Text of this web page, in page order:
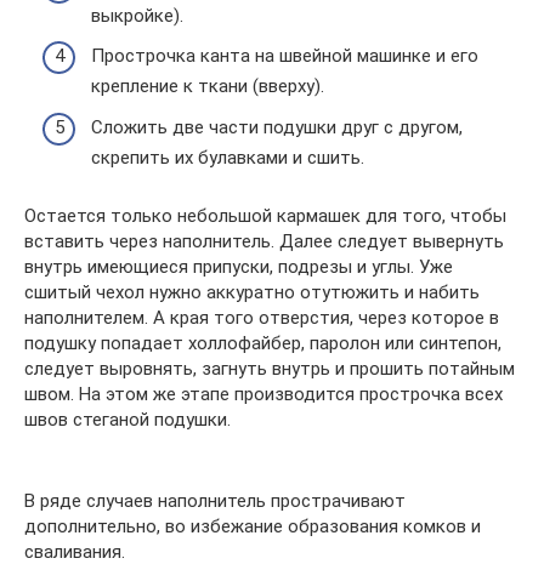
выкройке).
Прострочка канта на швейной машинке и его
крепление к ткани (вверху).
Сложить две части подушки друг с другом,
скрепить их булавками и сшить.
Остается только небольшой кармашек для того, чтобы
вставить через наполнитель. Далее следует вывернуть
внутрь имеющиеся припуски, подрезы и углы. Уже
сшитый чехол нужно аккуратно отутюжить и набить
наполнителем. А края того отверстия, через которое в
подушку попадает холлофайбер, паролон или синтепон,
следует выровнять, загнуть внутрь и прошить потайным
швом. На этом же этапе производится прострочка всех
швов стеганой подушки.
В ряде случаев наполнитель прострачивают
дополнительно, во избежание образования комков и
сваливания.